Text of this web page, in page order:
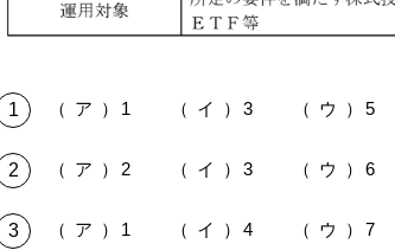
（ ア ）1 （ イ ）3 （ ウ ）5
（ ア ）2 （ イ ）3 （ ウ ）6
（ ア ）1 （ イ ）4 （ ウ ）7